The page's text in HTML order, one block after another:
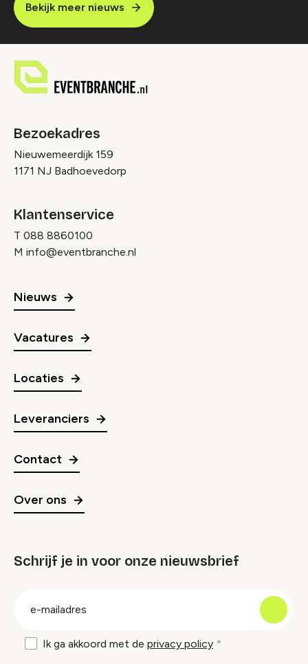
Bekijk meer nieuws
Bezoekadres
Nieuwemeerdijk 159
1171 NJ Badhoevedorp
Klantenservice
T 088 8860100
M info@eventbranche.nl
Nieuws
Vacatures
Locaties
Leveranciers
Contact
Over ons
Schrijf je in voor onze nieuwsbrief
Ik ga akkoord met de privacy policy